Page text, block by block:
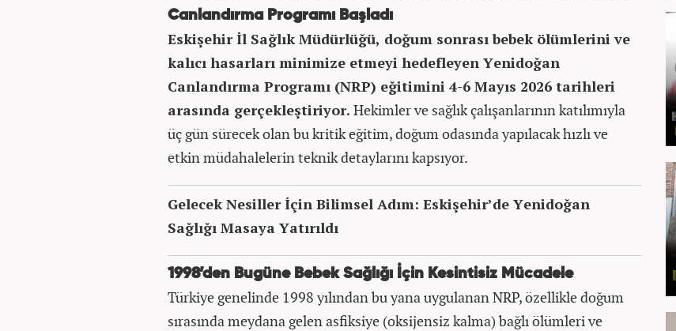
Canlandırma Programı Başladı
Eskişehir İl Sağlık Müdürlüğü, doğum sonrası bebek ölümlerini ve
kalıcı hasarları minimize etmeyi hedefleyen Yenidoğan
Canlandırma Programı (NRP) eğitimini 4-6 Mayıs 2026 tarihleri
arasında gerçekleştiriyor. Hekimler ve sağlık çalışanlarının katılımıyla
üç gün sürecek olan bu kritik eğitim, doğum odasında yapılacak hızlı ve
etkin müdahalelerin teknik detaylarını kapsıyor.
Gelecek Nesiller İçin Bilimsel Adım: Eskişehir’de Yenidoğan
Sağlığı Masaya Yatırıldı
1998’den Bugüne Bebek Sağlığı İçin Kesintisiz Mücadele
Türkiye genelinde 1998 yılından bu yana uygulanan NRP, özellikle doğum
sırasında meydana gelen asfiksiye (oksijensiz kalma) bağlı ölümleri ve